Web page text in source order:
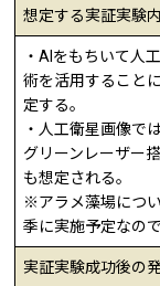
想定する実証実験
・AIをもちいて人
術を活用すること
定する。
・人工衛星画像で
グリーンレーザー
も想定される。
※アラメ藻場につ
季に実施予定なの
実証実験成功後の